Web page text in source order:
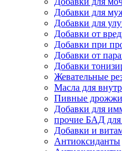
Добавки для
Добавки для
Добавки от
Добавки при
Добавки от
Добавки
Жевательные
Масла для
Пивные дрожжи
Добавки для
прочие БАД для
Добавки и
Антиоксиданты